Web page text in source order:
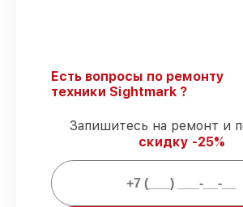
без задержек.
Гарантийное
ремонтные услуги и
защищены гарантийной
Мы гарантируем:
Есть вопросы по ремонту
техники Sightmark ?
Запишитесь на ремонт и
скидку -25%